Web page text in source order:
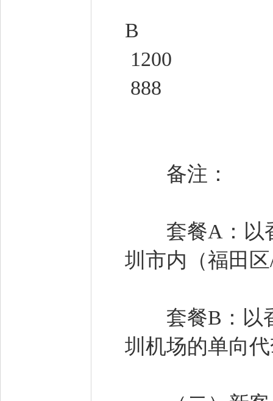
B
1200
888
备注：
套餐A：以香
圳市内（福田
套餐B：以香
圳机场的单向